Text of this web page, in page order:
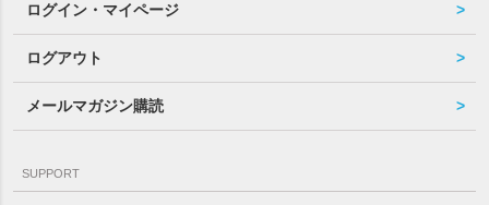
ログイン・マイページ
ログアウト
メールマガジン購読
SUPPORT